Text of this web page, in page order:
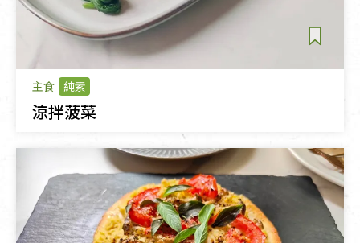
主食 純素
涼拌菠菜